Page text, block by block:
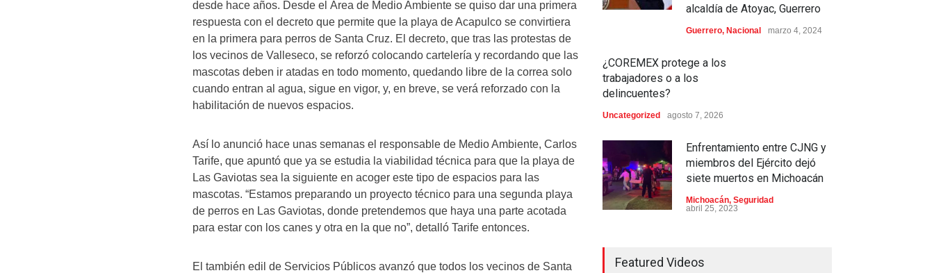
desde hace años. Desde el Área de Medio Ambiente se quiso dar una primera
respuesta con el decreto que permite que la playa de Acapulco se convirtiera
en la primera para perros de Santa Cruz. El decreto, que tras las protestas de
los vecinos de Valleseco, se reforzó colocando cartelería y recordando que las
mascotas deben ir atadas en todo momento, quedando libre de la correa solo
cuando entran al agua, sigue en vigor, y, en breve, se verá reforzado con la
habilitación de nuevos espacios.
Así lo anunció hace unas semanas el responsable de Medio Ambiente, Carlos
Tarife, que apuntó que ya se estudia la viabilidad técnica para que la playa de
Las Gaviotas sea la siguiente en acoger este tipo de espacios para las
mascotas. “Estamos preparando un proyecto técnico para una segunda playa
de perros en Las Gaviotas, donde pretendemos que haya una parte acotada
para estar con los canes y otra en la que no”, detalló Tarife entonces.
El también edil de Servicios Públicos avanzó que todos los vecinos de Santa
alcaldía de Atoyac, Guerrero
Guerrero, Nacional marzo 4, 2024
¿COREMEX protege a los
trabajadores o a los
delincuentes?
Uncategorized agosto 7, 2026
Enfrentamiento entre CJNG y
miembros del Ejército dejó
siete muertos en Michoacán
Michoacán, Seguridad
abril 25, 2023
Featured Videos